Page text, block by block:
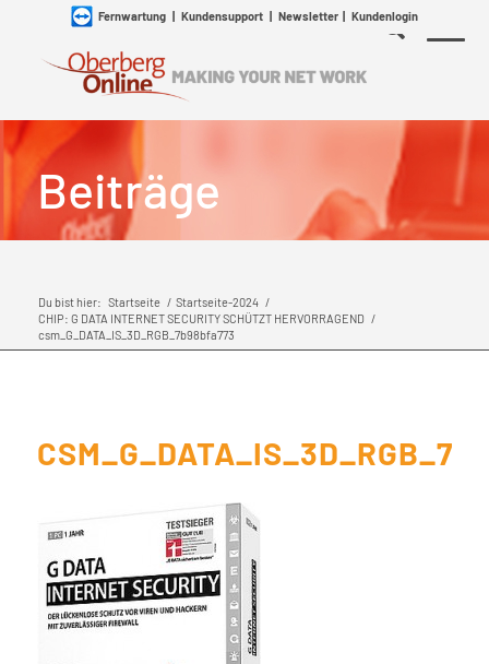
Fernwartung| Kundensupport| Newsletter| Kundenlogin
Beiträge
Du bist hier: Startseite / Startseite-2024 /
CHIP: G DATA INTERNET SECURITY SCHÜTZT HERVORRAGEND /
csm_G_DATA_IS_3D_RGB_7b98bfa773